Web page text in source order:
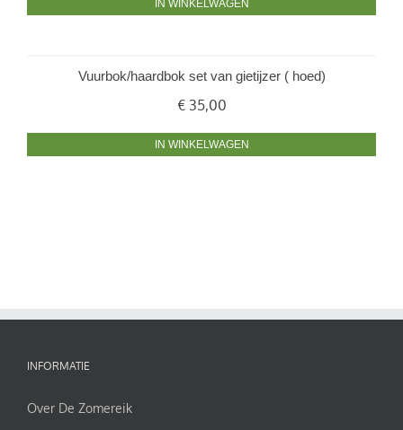
IN WINKELWAGEN
Vuurbok/haardbok set van gietijzer ( hoed)
€35,00
IN WINKELWAGEN
INFORMATIE
Over De Zomereik